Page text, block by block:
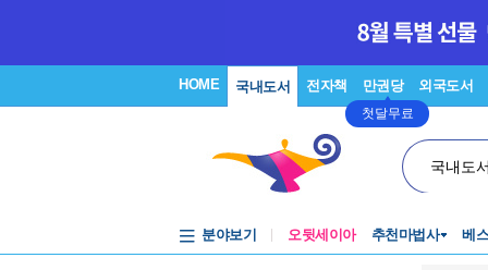
HOME 국내도서 전자책 만권당
첫달무료
외국도서
국내도
분야보기 오뒷세이아 추천마법사 베